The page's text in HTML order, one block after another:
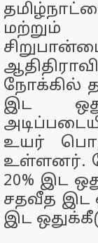
மற்றும்
நோக்கில்
இட
உயர்
உள்ளனர்.
20% இட
சதவீத இட
இட